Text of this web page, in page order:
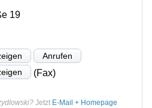
19
Anrufen
(Fax)
Jetzt E-Mail + Homepage